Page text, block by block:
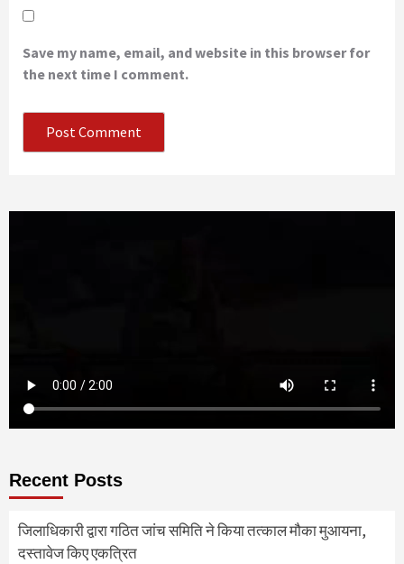
Save my name, email, and website in this browser for
the next time I comment.
Recent Posts
जिलाधिकारी द्वारा गठित जांच समिति ने किया तत्काल मौका मुआयना,
दस्तावेज किए एकत्रित